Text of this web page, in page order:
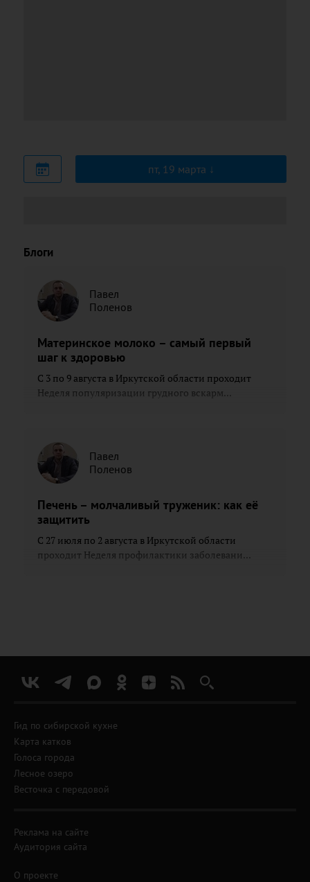
пт, 19 марта
Блоги
Павел
Поленов
Материнское молоко – самый первый
шаг к здоровью
С 3 по 9 августа в Иркутской области проходит
Неделя популяризации грудного вскарм...
Павел
Поленов
Печень – молчаливый труженик: как её
защитить
С 27 июля по 2 августа в Иркутской области
проходит Неделя профилактики заболевани...
Гид по сибирской кухне
Карта катков
Голоса города
Лесное озеро
Весточка с передовой
Реклама на сайте
Аудитория сайта
О проекте